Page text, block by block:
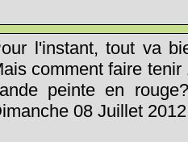
l'instant, tout va
comment faire
peinte en
08 Juillet